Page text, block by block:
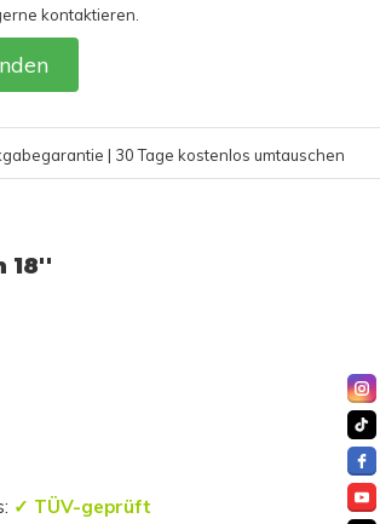
kontaktieren.
| 30 Tage kostenlos umtauschen
18''
✓ TÜV-geprüft